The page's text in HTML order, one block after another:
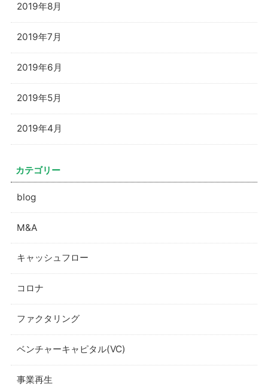
2019年8月
2019年7月
2019年6月
2019年5月
2019年4月
カテゴリー
blog
M&A
キャッシュフロー
コロナ
ファクタリング
ベンチャーキャピタル(VC)
事業再生